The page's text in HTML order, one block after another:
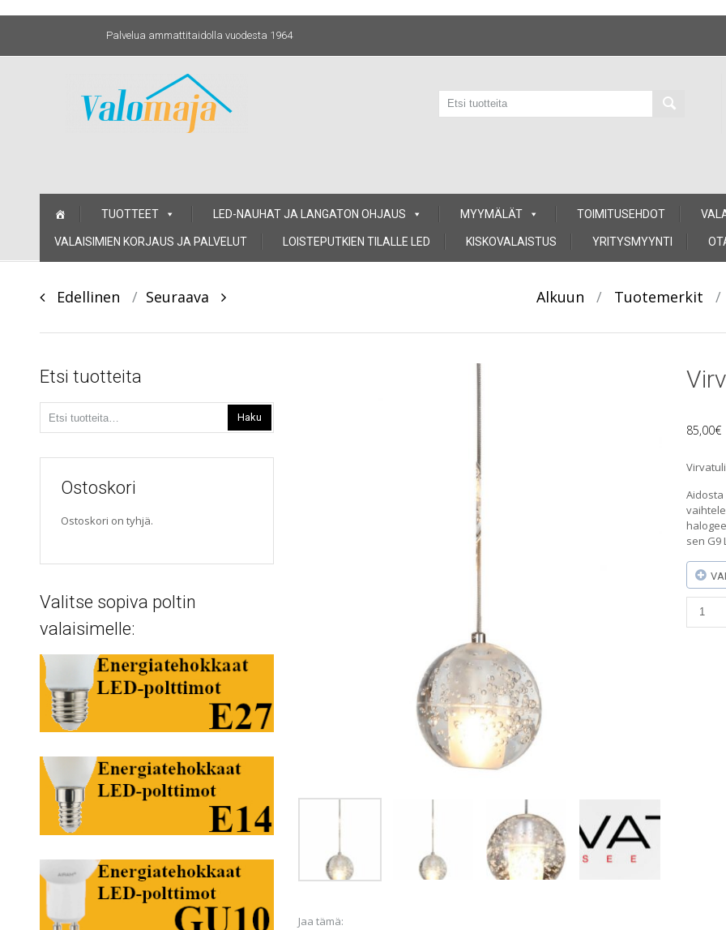
Palvelua ammattitaidolla vuodesta 1964
TUOTTEET LED-NAUHAT JA LANGATON OHJAUS MYYMÄLÄT TOIMITUSEHDOT
VALAISIMIEN KORJAUS JA PALVELUT LOISTEPUTKIEN TILALLE LED KISKOVALAISTUS YRITYSMYYNTI
Post
Edellinen Seuraava Alkuun / Tuotemerkit /
85,00€
sen G9
Jade-
Jaa tämä:
Etsi tuotteita
Haku
Ostoskori
Ostoskori on tyhjä.
Valitse sopiva poltin
valaisimelle: